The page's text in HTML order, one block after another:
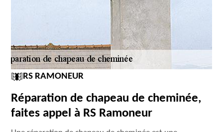
RS RAMONEUR
Réparation de chapeau de cheminée,
faites appel à RS Ramoneur